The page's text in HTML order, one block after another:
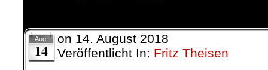
Aug.
14
on 14. August 2018
Veröffentlicht In: Fritz Theisen